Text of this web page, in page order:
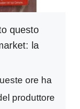
questo
la
ore ha
produttore